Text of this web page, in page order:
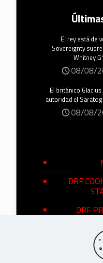
El rey está de
Sovereignty
Whitney G1
08/08/
El británico
autoridad el
08/08/
DRF
DRF